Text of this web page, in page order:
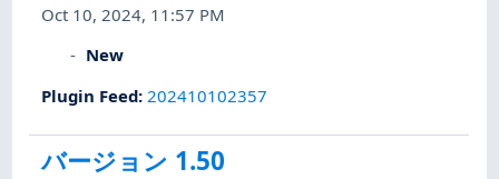
Oct 10, 2024, 11:57 PM
New
Plugin Feed: 202410102357
バージョン 1.50